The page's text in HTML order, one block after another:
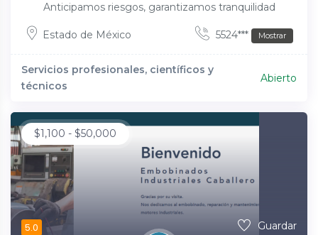
Anticipamos riesgos, garantizamos tranquilidad
Estado de México 5524*** Mostrar
Servicios profesionales, científicos y
técnicos
Abierto
$1,100 - $50,000
5.0 Guardar